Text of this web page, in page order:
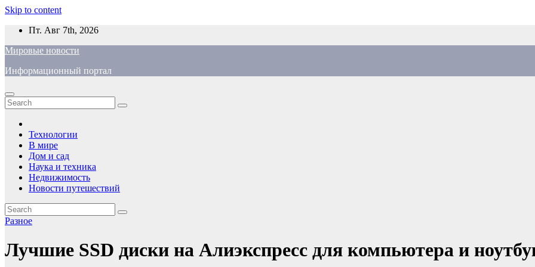
Skip to content
Пт. Авг 7th, 2026
Мировые новости
Информационный портал
Технологии
В мире
Дом и сад
Наука и техника
Недвижимость
Новости путешествий
Разное
Лучшие SSD диски на Алиэкспресс для компьютера и